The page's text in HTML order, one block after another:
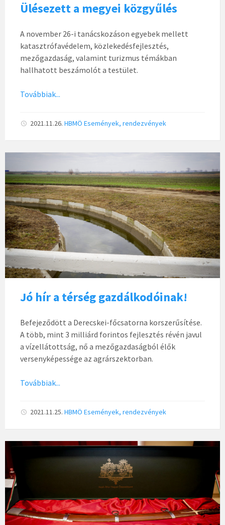
Ülésezett a megyei közgyűlés
A november 26-i tanácskozáson egyebek mellett
katasztrófavédelem, közlekedésfejlesztés,
mezőgazdaság, valamint turizmus témákban
hallhatott beszámolót a testület.
Továbbiak...
2021.11.26. HBMÖ Események, rendezvények
Jó hír a térség gazdálkodóinak!
Befejeződött a Derecskei-főcsatorna korszerűsítése.
A több, mint 3 milliárd forintos fejlesztés révén javul
a vízellátottság, nő a mezőgazdaságból élők
versenyképessége az agrárszektorban.
Továbbiak...
2021.11.25. HBMÖ Események, rendezvények